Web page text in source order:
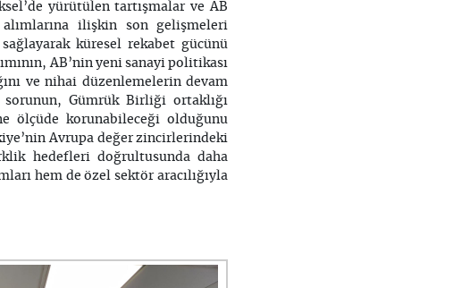
yürütülen tartışmalar ve AB
ilişkin son gelişmeleri
küresel rekabet gücünü
AB’nin yeni sanayi politikası
ve nihai düzenlemelerin devam
sorunun, Gümrük Birliği ortaklığı
ölçüde korunabileceği olduğunu
Avrupa değer zincirlerindeki
hedefleri doğrultusunda daha
hem de özel sektör aracılığıyla